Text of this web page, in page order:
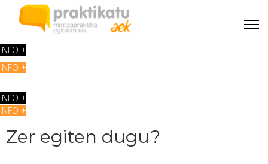
INFO +
INFO +
INFO +
INFO +
Zer egiten dugu?